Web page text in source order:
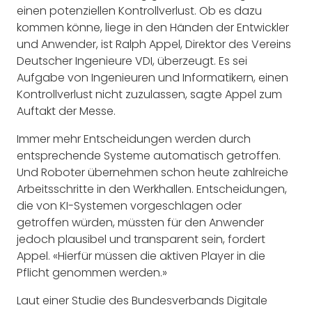
einen potenziellen Kontrollverlust. Ob es dazu
kommen könne, liege in den Händen der Entwickler
und Anwender, ist Ralph Appel, Direktor des Vereins
Deutscher Ingenieure VDI, überzeugt. Es sei
Aufgabe von Ingenieuren und Informatikern, einen
Kontrollverlust nicht zuzulassen, sagte Appel zum
Auftakt der Messe.
Immer mehr Entscheidungen werden durch
entsprechende Systeme automatisch getroffen.
Und Roboter übernehmen schon heute zahlreiche
Arbeitsschritte in den Werkhallen. Entscheidungen,
die von KI-Systemen vorgeschlagen oder
getroffen würden, müssten für den Anwender
jedoch plausibel und transparent sein, fordert
Appel. «Hierfür müssen die aktiven Player in die
Pflicht genommen werden.»
Laut einer Studie des Bundesverbands Digitale